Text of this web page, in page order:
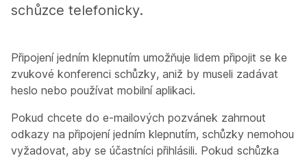
schůzce telefonicky.
Připojení jedním klepnutím umožňuje lidem připojit se ke
zvukové konferenci schůzky, aniž by museli zadávat
heslo nebo používat mobilní aplikaci.
Pokud chcete do e-mailových pozvánek zahrnout
odkazy na připojení jedním klepnutím, schůzky nemohou
vyžadovat, aby se účastníci přihlásili. Pokud schůzka